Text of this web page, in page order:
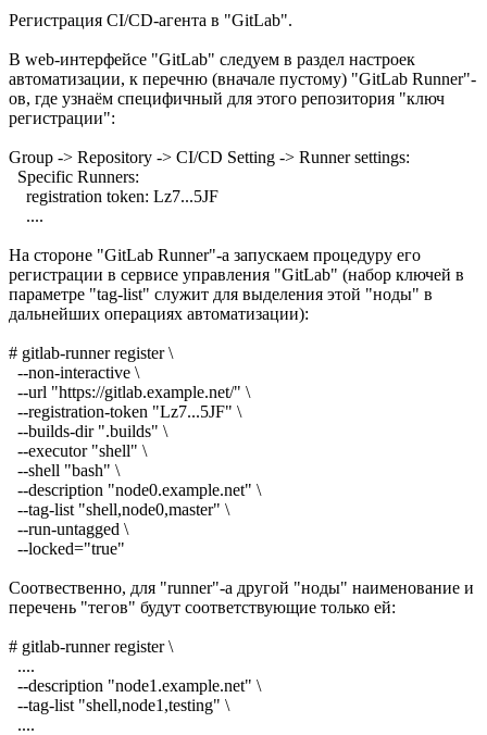
Регистрация CI/CD-агента в "GitLab".
В web-интерфейсе "GitLab" следуем в раздел настроек
автоматизации, к перечню (вначале пустому) "GitLab Runner"-
ов, где узнаём специфичный для этого репозитория "ключ
регистрации":
Group -> Repository -> CI/CD Setting -> Runner settings:
Specific Runners:
registration token: Lz7...5JF
....
На стороне "GitLab Runner"-а запускаем процедуру его
регистрации в сервисе управления "GitLab" (набор ключей в
параметре "tag-list" служит для выделения этой "ноды" в
дальнейших операциях автоматизации):
# gitlab-runner register \
--non-interactive \
--url "https://gitlab.example.net/" \
--registration-token "Lz7...5JF" \
--builds-dir ".builds" \
--executor "shell" \
--shell "bash" \
--description "node0.example.net" \
--tag-list "shell,node0,master" \
--run-untagged \
--locked="true"
Соотвественно, для "runner"-а другой "ноды" наименование и
перечень "тегов" будут соответствующие только ей:
# gitlab-runner register \
....
--description "node1.example.net" \
--tag-list "shell,node1,testing" \
....